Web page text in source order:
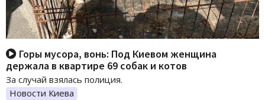
Горы мусора, вонь: Под Киевом женщина
держала в квартире 69 собак и котов
За случай взялась полиция.
Новости Киева